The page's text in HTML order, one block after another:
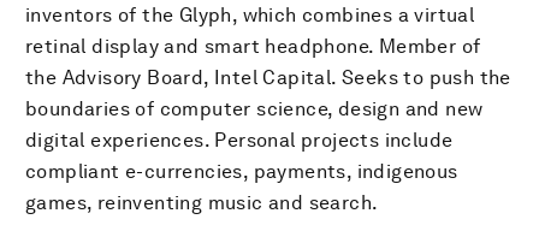
inventors of the Glyph, which combines a virtual
retinal display and smart headphone. Member of
the Advisory Board, Intel Capital. Seeks to push the
boundaries of computer science, design and new
digital experiences. Personal projects include
compliant e-currencies, payments, indigenous
games, reinventing music and search.